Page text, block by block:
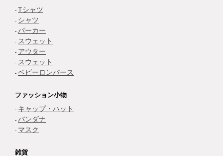
Tシャツ
シャツ
パーカー
スウェット
アウター
スウェット
ベビーロンパース
ファッション小物
キャップ・ハット
バンダナ
マスク
雑貨